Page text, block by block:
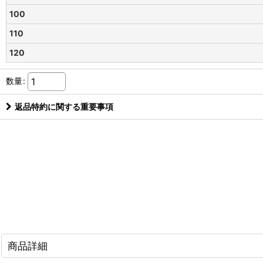
100
110
120
数量:
返品特約に関する重要事項
商品詳細